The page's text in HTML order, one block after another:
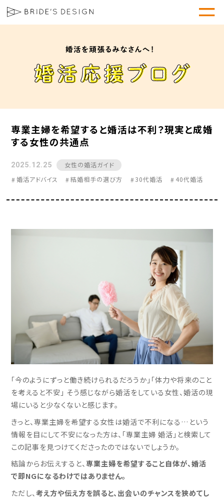
専業主婦を希望すると婚活は不利？現実と成婚
する女性の共通点
2025.12.25
女性の婚活ガイド
婚活アドバイス
結婚相手の選び方 30代婚活 40代婚活
「今のようにずっと働き続けられるだろうか」「体力や将来のこと
を考えると不安」 そう感じながら婚活をしている女性、婚活の現
場にいると少なくないと感じます。
きっと、専業主婦を希望する女性は婚活で不利になる…という
情報を目にして不安になった方は、「専業主婦 婚活」と検索して
この記事を見つけてくださったのではないでしょうか。
結論からお伝えすると、専業主婦を希望すること自体が、婚活
で即NGになるわけではありません。
ただし、考え方や伝え方を誤ると、出会いのチャンスを狭めてし